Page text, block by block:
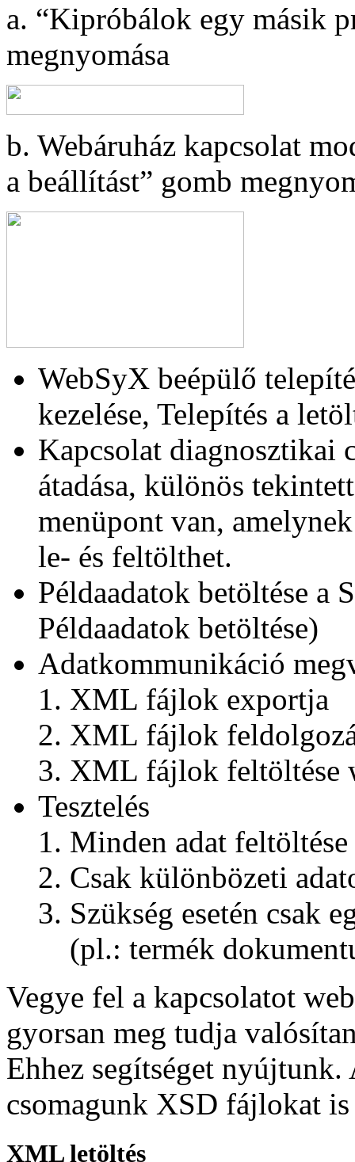
a. “Kipróbálok egy másik
megnyomása
b. Webáruház kapcsolat
a beállítást” gomb
WebSyX beépülő
kezelése, Telepítés a
Kapcsolat diagnosztikai
átadása, különös
menüpont van,
le- és feltölthet.
Példaadatok betöltése
Példaadatok betöltése)
Adatkommunikáció
XML fájlok exportja
XML fájlok
XML fájlok feltöltése
Tesztelés
Minden adat feltöltése
Csak különbözeti
Szükség esetén csak
(pl.: termék
Vegye fel a kapcsolatot
gyorsan meg tudja
Ehhez segítséget
csomagunk XSD fájlokat
XML letöltés